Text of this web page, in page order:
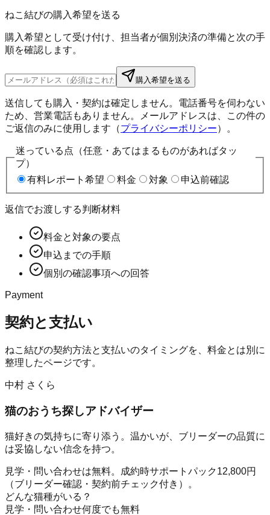
ねこ結びの購入希望を送る
購入希望として受け付け、担当者が個別決済の準備と次の手
順を確認します。
購入希望を送る
送信しても購入・契約は確定しません。電話番号を伺わない
ため、営業電話もありません。メールアドレスは、この件の
ご返信のみに使用します（プライバシーポリシー）。
迷っている点（任意・あてはまるものがあればタッ
プ）
有料レポート希望
料金 対象 申込前確認
返信でお渡しする判断材料
料金と対象の要点
申込までの手順
個別の確認事項への回答
Payment
契約と支払い
ねこ結びの契約方法と支払いのタイミングを、料金とは別に
整理したページです。
中村 さくら
猫のおうち探しアドバイザー
猫好きの気持ちに寄り添う。温かいが、ブリーダーの品質に
は妥協しない信念を持つ。
見学・問い合わせは無料。成約時サポートパック12,800円
（ブリーダー確認・契約前チェック付き）。
どんな猫種がいる？
見学・問い合わせ何度でも無料